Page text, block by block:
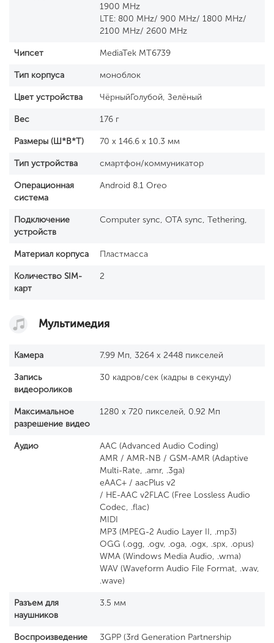
1900 MHz
LTE: 800 MHz/ 900 MHz/ 1800 MHz/
2100 MHz/ 2600 MHz
Чипсет MediaTek MT6739
Тип корпуса моноблок
Цвет устройства ЧёрныйГолубой, Зелёный
Вес 176 г
Размеры (Ш*В*Т) 70 x 146.6 x 10.3 мм
Тип устройства смартфон/коммуникатор
Операционная
система
Android 8.1 Oreo
Подключение
устройств
Computer sync, OTA sync, Tethering,
Материал корпуса Пластмасса
Количество SIM-
карт
2
Мультимедия
Камера 7.99 Мп, 3264 x 2448 пикселей
Запись
видеороликов
30 кадров/сек (кадры в секунду)
Максимальное
разрешение видео
1280 x 720 пикселей, 0.92 Мп
Аудио
AAC (Advanced Audio Coding)
AMR / AMR-NB / GSM-AMR (Adaptive
Multi-Rate, .amr, .3ga)
eAAC+ / aacPlus v2
/ HE-AAC v2FLAC (Free Lossless Audio
Codec, .flac)
MIDI
MP3 (MPEG-2 Audio Layer II, .mp3)
OGG (.ogg, .ogv, .oga, .ogx, .spx, .opus)
WMA (Windows Media Audio, .wma)
WAV (Waveform Audio File Format, .wav,
.wave)
Разъем для
наушников
3.5 мм
Воспроизведение 3GPP (3rd Generation Partnership